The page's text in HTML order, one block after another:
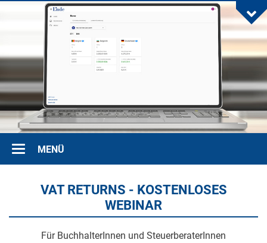
Toggle
navigation
MENÜ
VAT RETURNS - KOSTENLOSES
WEBINAR
Für BuchhalterInnen und SteuerberaterInnen